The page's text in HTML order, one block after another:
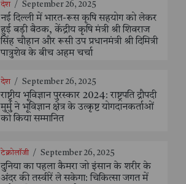
देश / September 26, 2025
नई दिल्ली में भारत-रूस कृषि सहयोग को लेकर
हुई बड़ी बैठक, केंद्रीय कृषि मंत्री श्री शिवराज
सिंह चौहान और रूसी उप प्रधानमंत्री श्री दिमित्री
पात्रुशेव के बीच अहम चर्चा
देश / September 26, 2025
राष्ट्रीय भूविज्ञान पुरस्कार 2024: राष्ट्रपति द्रौपदी
मुर्मु ने भूविज्ञान क्षेत्र के उत्कृष्ट योगदानकर्ताओं
को किया सम्मानित
टेक्नोलॉजी / September 26, 2025
दुनिया का पहला कैमरा जो इंसान के शरीर के
अंदर की तस्वीरें ले सकेगा: चिकित्सा जगत में